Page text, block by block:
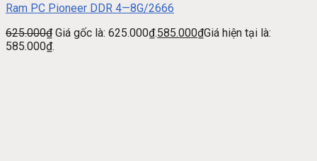
Ram PC Pioneer DDR 4—8G/2666
625.000₫ Giá gốc là: 625.000₫.585.000₫Giá hiện tại là:
585.000₫.